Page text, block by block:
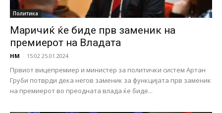
Политика
Маричиќ ќе биде прв заменик на
премиерот на Владата
НМ - 15:02 25.01.2024
Првиот вицепремиер и министер за политички систем Артан
Груби потврди дека негов заменик за функцијата прв заменик
на премиерот во преодната влада ќе биде...